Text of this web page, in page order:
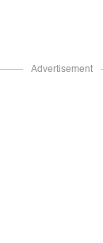
Advertisement